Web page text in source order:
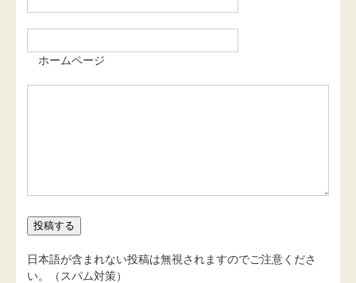
ホームページ
日本語が含まれない投稿は無視されますのでご注意くださ
い。（スパム対策）